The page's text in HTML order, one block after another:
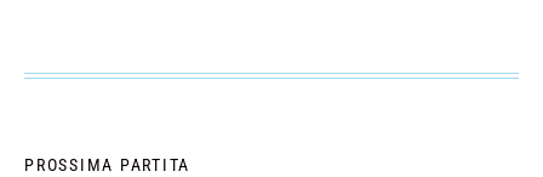
PROSSIMA PARTITA